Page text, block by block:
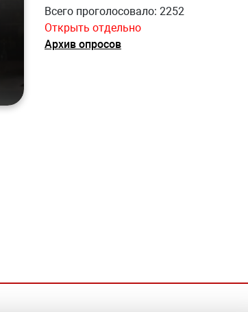
Всего проголосовало: 2252
Открыть отдельно
Архив опросов